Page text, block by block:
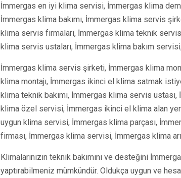
İmmergas en iyi klima servisi, İmmergas klima
İmmergas klima bakımı, İmmergas klima servis
klima servis firmaları, İmmergas klima teknik
klima servis ustaları, İmmergas klima bakım
İmmergas klima servis şirketi, İmmergas klima
klima montajı, İmmergas ikinci el klima satmak
klima teknik bakımı, İmmergas klima servis
klima özel servisi, İmmergas ikinci el klima alan
uygun klima servisi, İmmergas klima parçası,
firması, İmmergas klima servisi, İmmergas klima
Klimalarınızın teknik bakımını ve desteğini
yaptırabilmeniz mümkündür. Oldukça uygun ve